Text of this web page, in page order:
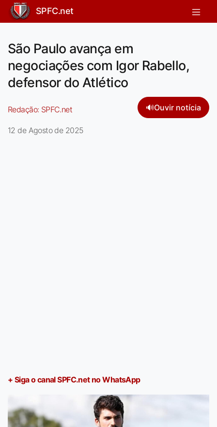
SPFC.net
São Paulo avança em
negociações com Igor Rabello,
defensor do Atlético
Redação: SPFC.net 🔊Ouvir notícia
12 de Agosto de 2025
+ Siga o canal SPFC.net no WhatsApp